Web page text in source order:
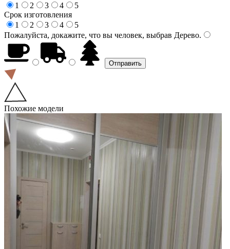
1
2 3 4
5
Срок изготовления
1
2 3 4
5
Пожалуйста, докажите, что вы человек, выбрав Дерево.
Похожие модели